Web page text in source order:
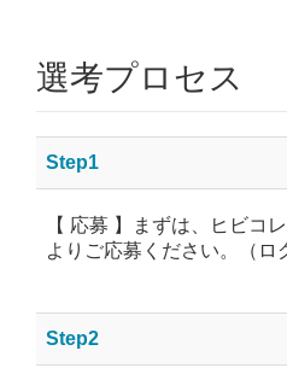
選考プロセス
Step1
【 応募 】まずは、ヒビコ
よりご応募ください。（ロ
Step2